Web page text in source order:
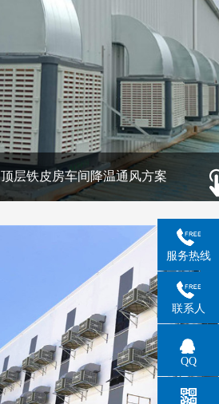
顶层铁皮房车间降温通风方案
服务热线
联系人
QQ